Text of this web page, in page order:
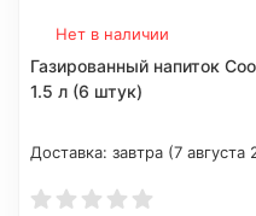
Нет в наличии
Газированный напиток
1.5 л (6 штук)
Доставка: завтра (7 августа